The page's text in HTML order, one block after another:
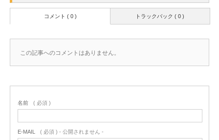
トラックバック ( 0 )
コメント ( 0 )
この記事へのコメントはありません。
名前 ( 必須 )
E-MAIL ( 必須 ) - 公開されません -